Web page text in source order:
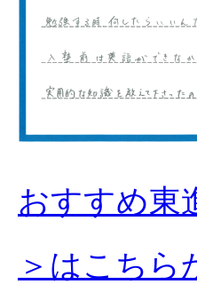
おすすめ東
＞はこちら